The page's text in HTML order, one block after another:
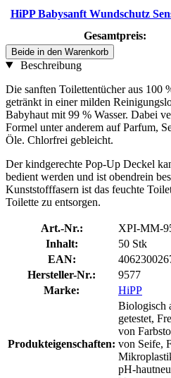
HiPP Babysanft Wundschutz
Gesamtpreis:
Beide in den Warenkorb
Beschreibung
Die sanften Toilettentücher aus 100
getränkt in einer milden
Babyhaut mit 99 % Wasser. Dabei
Formel unter anderem auf Parfum,
Öle. Chlorfrei gebleicht.
Der kindgerechte Pop-Up Deckel
bedient werden und ist obendrein
Kunststofffasern ist das feuchte
Toilette zu entsorgen.
Art.-Nr.:
XPI-MM-
Inhalt:
50 Stk
EAN:
Hersteller-Nr.:
9577
Marke:
HiPP
Produkteigenschaften:
Biologisch
getestet,
von
von Seife,
pH-